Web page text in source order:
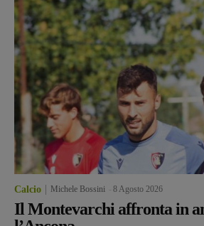
Calcio Michele Bossini 8 Agosto 2026
Il Montevarchi affronta in